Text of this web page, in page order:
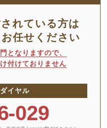
れている方は
任せください
となりますので、
付けておりません
イヤル
029